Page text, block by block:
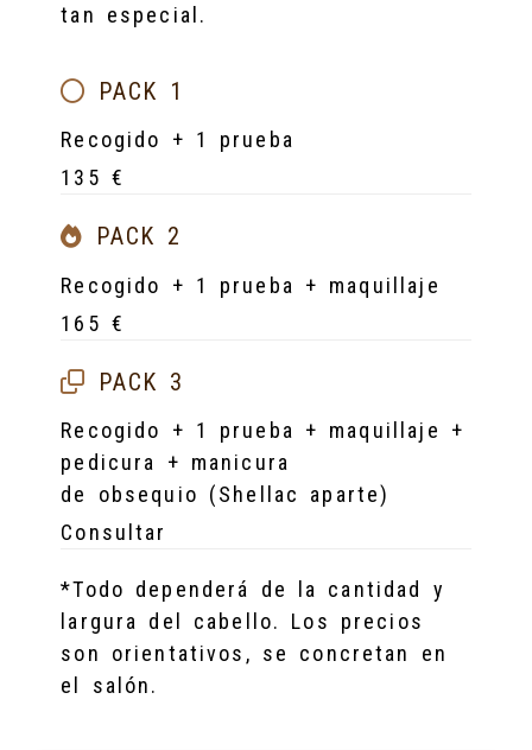
tan especial.
PACK 1
Recogido + 1 prueba
135 €
PACK 2
Recogido + 1 prueba + maquillaje
165 €
PACK 3
Recogido + 1 prueba + maquillaje +
pedicura + manicura
de obsequio (Shellac aparte)
Consultar
*Todo dependerá de la cantidad y
largura del cabello. Los precios
son orientativos, se concretan en
el salón.